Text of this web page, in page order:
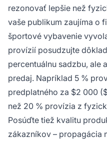
rezonovať lepšie než
vaše publikum zaujíma o
športové vybavenie
provízií posudzujte
percentuálnu sadzbu, ale
predaj. Napríklad 5 %
predplatného za $2 000
než 20 % provízia z
Posúďte tiež kvalitu
zákazníkov – propagácia